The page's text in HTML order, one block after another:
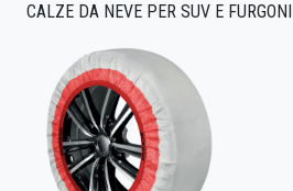
CALZE DA NEVE PER SUV E FURGONI